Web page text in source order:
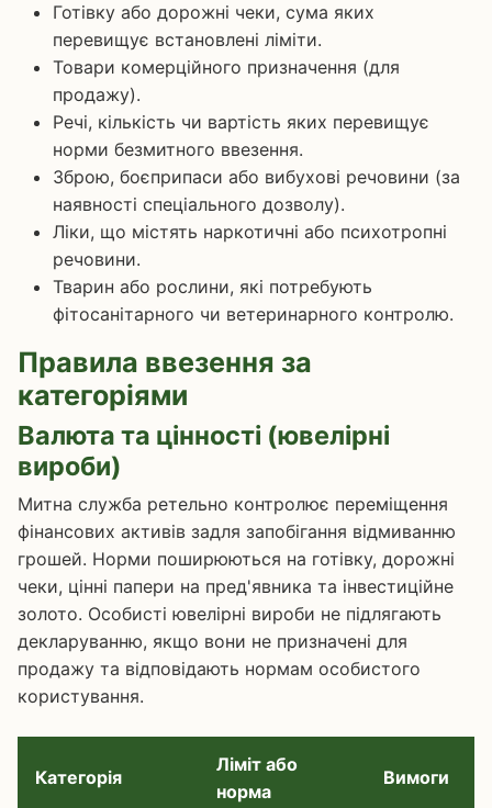
Готівку або дорожні чеки, сума яких
перевищує встановлені ліміти.
Товари комерційного призначення (для
продажу).
Речі, кількість чи вартість яких перевищує
норми безмитного ввезення.
Зброю, боєприпаси або вибухові речовини (за
наявності спеціального дозволу).
Ліки, що містять наркотичні або психотропні
речовини.
Тварин або рослини, які потребують
фітосанітарного чи ветеринарного контролю.
Правила ввезення за
категоріями
Валюта та цінності (ювелірні
вироби)
Митна служба ретельно контролює переміщення
фінансових активів задля запобігання відмиванню
грошей. Норми поширюються на готівку, дорожні
чеки, цінні папери на пред'явника та інвестиційне
золото. Особисті ювелірні вироби не підлягають
декларуванню, якщо вони не призначені для
продажу та відповідають нормам особистого
користування.
Категорія
Ліміт або
норма
Вимоги